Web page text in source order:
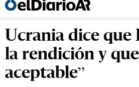
Ucrania dice que
la rendición y
aceptable”